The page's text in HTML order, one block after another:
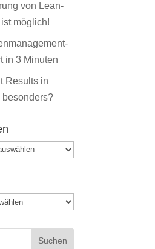
von Lean-
möglich!
in 3 Minuten
Results in
besonders?